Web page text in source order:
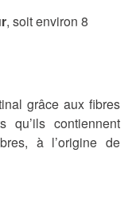
, soit environ 8
grâce aux fibres
qu’ils contiennent
à l’origine de